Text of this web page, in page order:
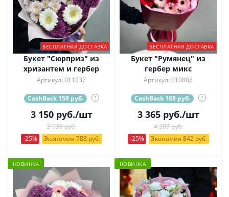
БЕСПЛАТНАЯ ДОСТАВКА
Букет "Сюрприз" из
хризантем и гербер
Артикул: 011037
CashBack 158 руб. ?
3 150руб./шт
3 938 руб.
-25%
Экономия 788 руб.
БЕСПЛАТНАЯ ДОСТАВКА
Букет "Румянец" из
гербер микс
Артикул: 010886
CashBack 168 руб. ?
3 365руб./шт
4 207 руб.
-25%
Экономия 842 руб.
НОВИНКА НОВИНКА